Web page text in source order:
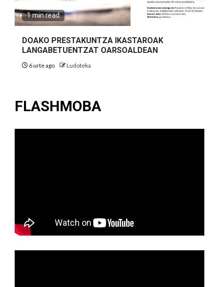
1 min read
DOAKO PRESTAKUNTZA IKASTAROAK
LANGABETUENTZAT OARSOALDEAN
6 urte ago Ludoteka
FLASHMOBA